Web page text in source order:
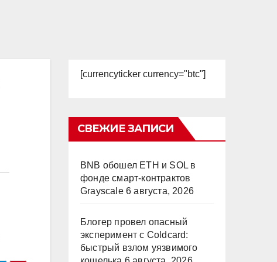
[currencyticker currency="btc"]
СВЕЖИЕ ЗАПИСИ
BNB обошел ETH и SOL в
фонде смарт-контрактов
Grayscale 6 августа, 2026
Блогер провел опасный
эксперимент с Coldcard:
быстрый взлом уязвимого